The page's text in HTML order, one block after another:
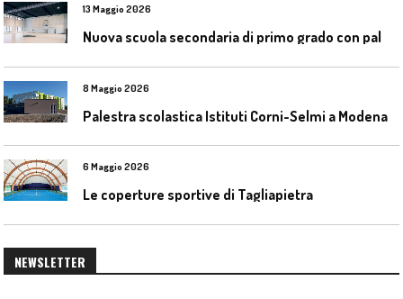
13 Maggio 2026
8 Maggio 2026
Palestra scolastica Istituti Corni-Selmi a Modena
6 Maggio 2026
Le coperture sportive di Tagliapietra
NEWSLETTER